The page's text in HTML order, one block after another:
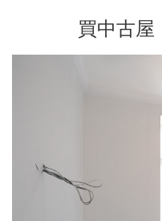
買中古屋